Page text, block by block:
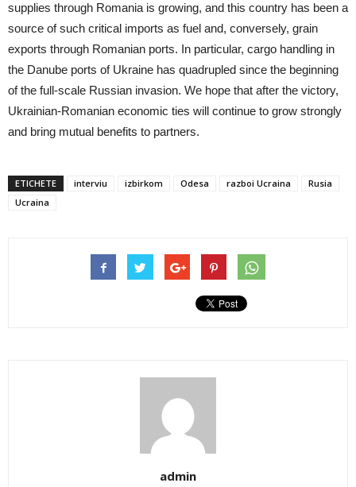
supplies through Romania is growing, and this country has been a
source of such critical imports as fuel and, conversely, grain
exports through Romanian ports. In particular, cargo handling in
the Danube ports of Ukraine has quadrupled since the beginning
of the full-scale Russian invasion. We hope that after the victory,
Ukrainian-Romanian economic ties will continue to grow strongly
and bring mutual benefits to partners.
ETICHETE interviu izbirkom Odesa razboi Ucraina
Rusia
Ucraina
admin